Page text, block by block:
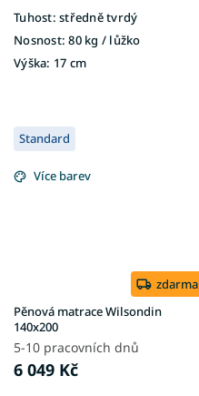
Tuhost: středně tvrdý
Nosnost: 80 kg / lůžko
Výška: 17 cm
Standard
Více barev
zdarma
Pěnová matrace Wilsondin
140x200
5-10 pracovních dnů
6 049 Kč